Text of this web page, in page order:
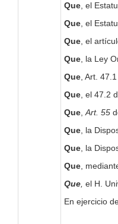
Que, el
Que, el
Que, el
Que, la Ley
Que, Art.
Que, el 47.2
Que,Art. 55
Que, la
Que, la
Que,
Que, el H.
En ejercicio